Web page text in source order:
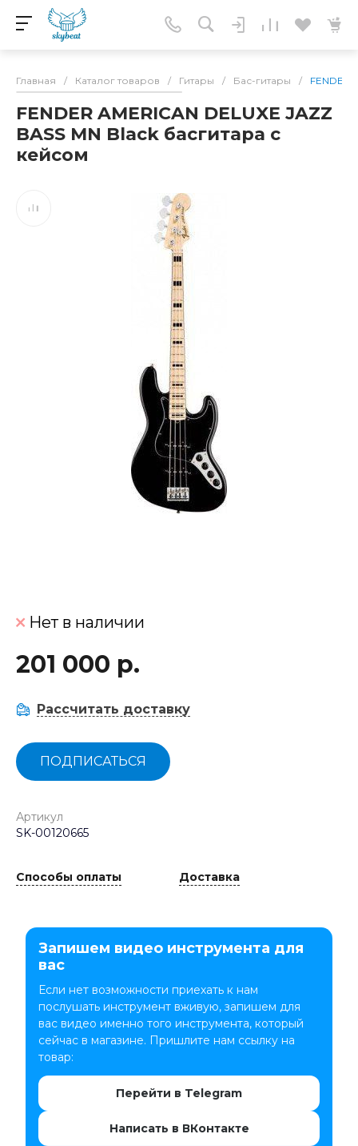
Главная / Каталог товаров / Гитары / Бас-гитары / FENDER
FENDER AMERICAN DELUXE JAZZ
BASS MN Black басгитара с
кейсом
Нет в наличии
201 000 р.
Рассчитать доставку
ПОДПИСАТЬСЯ
Артикул
SK-00120665
Способы оплаты Доставка
Запишем видео инструмента для
вас
Если нет возможности приехать к нам
послушать инструмент вживую, запишем для
вас видео именно того инструмента, который
сейчас в магазине. Пришлите нам ссылку на
товар:
Перейти в Telegram
Написать в ВКонтакте